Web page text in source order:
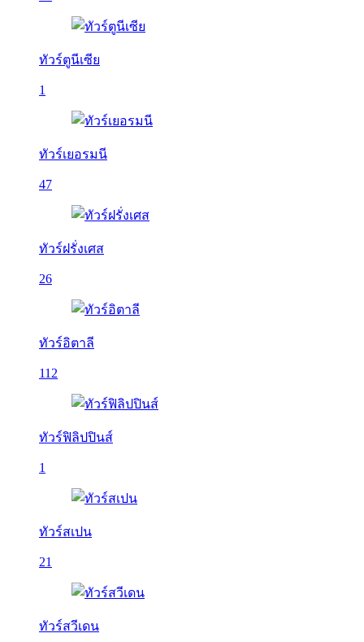
ทัวร์ตูนีเซีย
1
ทัวร์เยอรมนี
47
ทัวร์ฝรั่งเศส
26
ทัวร์อิตาลี
112
ทัวร์ฟิลิปปินส์
1
ทัวร์สเปน
21
ทัวร์สวีเดน